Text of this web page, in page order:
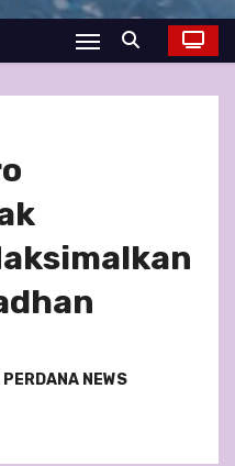
NEWS